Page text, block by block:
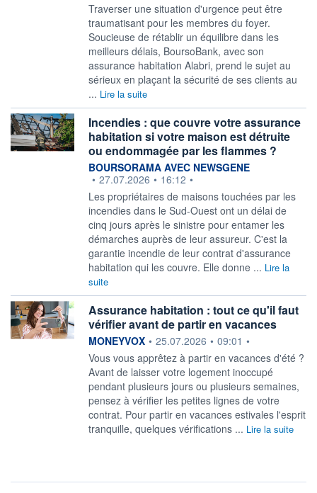
Traverser une situation d'urgence peut être
traumatisant pour les membres du foyer.
Soucieuse de rétablir un équilibre dans les
meilleurs délais, BoursoBank, avec son
assurance habitation Alabri, prend le sujet au
sérieux en plaçant la sécurité de ses clients au
... Lire la suite
Incendies : que couvre votre assurance
habitation si votre maison est détruite
ou endommagée par les flammes ?
information fournie par
BOURSORAMA AVEC NEWSGENE
• 27.07.2026 • 16:12 •
Les propriétaires de maisons touchées par les
incendies dans le Sud-Ouest ont un délai de
cinq jours après le sinistre pour entamer les
démarches auprès de leur assureur. C'est la
garantie incendie de leur contrat d'assurance
habitation qui les couvre. Elle donne ... Lire la
suite
Assurance habitation : tout ce qu'il faut
vérifier avant de partir en vacances
information fournie par
MONEYVOX • 25.07.2026 • 09:01 •
Vous vous apprêtez à partir en vacances d'été ?
Avant de laisser votre logement inoccupé
pendant plusieurs jours ou plusieurs semaines,
pensez à vérifier les petites lignes de votre
contrat. Pour partir en vacances estivales l'esprit
tranquille, quelques vérifications ... Lire la suite